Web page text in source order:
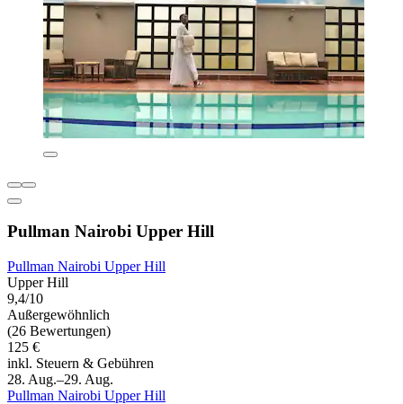
Pullman Nairobi Upper Hill
Pullman Nairobi Upper Hill
Upper Hill
9,4/10
Außergewöhnlich
(26 Bewertungen)
125 €
inkl. Steuern & Gebühren
28. Aug.–29. Aug.
Pullman Nairobi Upper Hill